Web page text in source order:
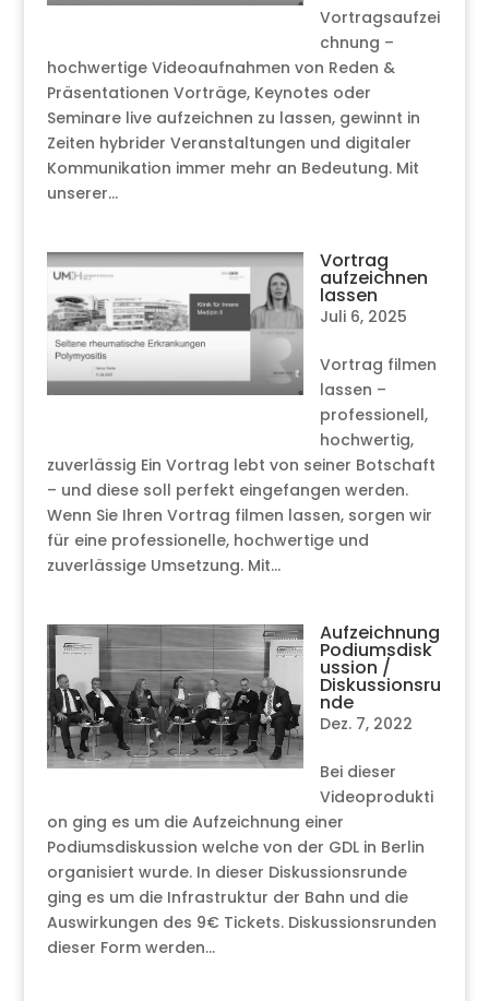
Vortragsaufzei
chnung –
hochwertige Videoaufnahmen von Reden &
Präsentationen Vorträge, Keynotes oder
Seminare live aufzeichnen zu lassen, gewinnt in
Zeiten hybrider Veranstaltungen und digitaler
Kommunikation immer mehr an Bedeutung. Mit
unserer...
Vortrag
aufzeichnen
lassen
Juli 6, 2025
Vortrag filmen
lassen –
professionell,
hochwertig,
zuverlässig Ein Vortrag lebt von seiner Botschaft
– und diese soll perfekt eingefangen werden.
Wenn Sie Ihren Vortrag filmen lassen, sorgen wir
für eine professionelle, hochwertige und
zuverlässige Umsetzung. Mit...
Aufzeichnung
Podiumsdisk
ussion /
Diskussionsru
nde
Dez. 7, 2022
Bei dieser
Videoprodukti
on ging es um die Aufzeichnung einer
Podiumsdiskussion welche von der GDL in Berlin
organisiert wurde. In dieser Diskussionsrunde
ging es um die Infrastruktur der Bahn und die
Auswirkungen des 9€ Tickets. Diskussionsrunden
dieser Form werden...